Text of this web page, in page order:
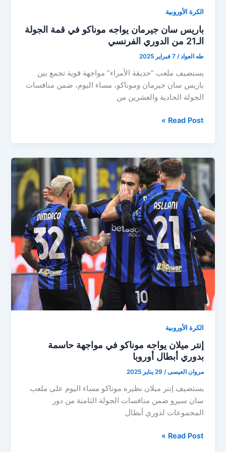
الكرة الأوروبية
باريس سان جيرمان يواجه موناكو في قمة الجولة
الـ21 من الدوري الفرنسي
طه العواد/7 فبراير 2025
يستضيف ملعب “حديقة الأمراء” مواجهة قوية تجمع بين
باريس سان جيرمان وموناكو، مساء اليوم، ضمن منافسات
الجولة الحادية والعشرين من
باريس
يواجه
موناكو
في
قمة
الجولة
الـ21
من
الدوري
الفرنسي
Read Post »
الكرة الأوروبية
إنتر ميلان يواجه موناكو في مواجهة حاسمة
بدوري أبطال أوروبا
مروان العيسى/ 29 يناير 2025
يستضيف إنتر ميلان نظيره موناكو مساء اليوم على ملعب
سان سيرو ضمن منافسات الجولة الثامنة من دور
المجموعات لدوري أبطال
إنتر
Read Post »